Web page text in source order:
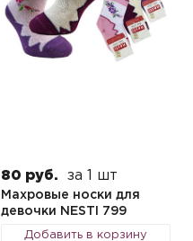
80 руб. за 1 шт
Махровые носки для
девочки NESTI 799
Добавить в корзину